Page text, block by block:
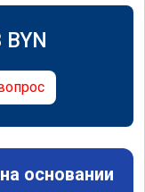
BYN
основании